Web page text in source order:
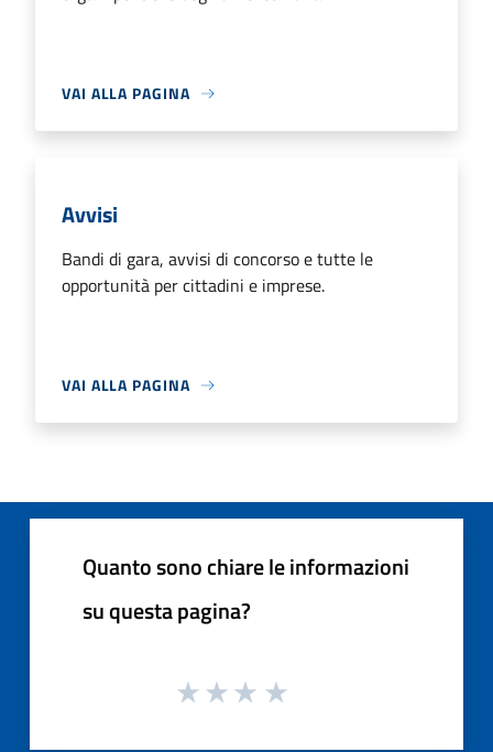
VAI ALLA PAGINA
Avvisi
Bandi di gara, avvisi di concorso e tutte le
opportunità per cittadini e imprese.
VAI ALLA PAGINA
Quanto sono chiare le informazioni
su questa pagina?